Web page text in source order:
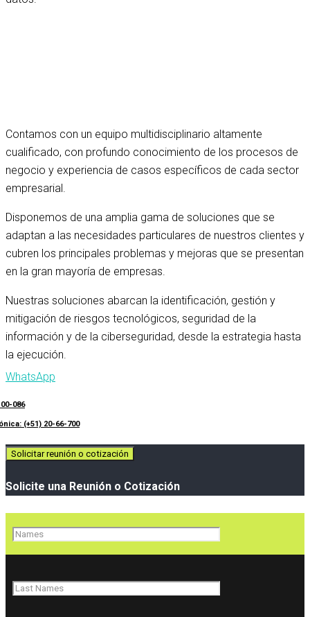
Contamos con un equipo multidisciplinario altamente
cualificado, con profundo conocimiento de los procesos de
negocio y experiencia de casos específicos de cada sector
empresarial.
Disponemos de una amplia gama de soluciones que se
adaptan a las necesidades particulares de nuestros clientes y
cubren los principales problemas y mejoras que se presentan
en la gran mayoría de empresas.
Nuestras soluciones abarcan la identificación, gestión y
mitigación de riesgos tecnológicos, seguridad de la
información y de la ciberseguridad, desde la estrategia hasta
la ejecución.
WhatsApp
086
(+51) 20-66-700
Solicitar reunión o cotización
Solicite una Reunión o Cotización